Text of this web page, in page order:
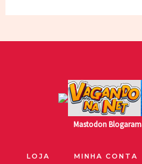
Mastodon
LOJA MINHA CONTA